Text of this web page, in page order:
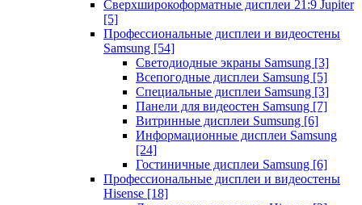
Сверхширокоформатные дисплеи 21:9 Jupiter
[5]
Профессиональные дисплеи и видеостены
Samsung [54]
Светодиодные экраны Samsung [3]
Всепогодные дисплеи Samsung [5]
Специальные дисплеи Samsung [3]
Панели для видеостен Samsung [7]
Витринные дисплеи Sumsung [6]
Информационные дисплеи Samsung
[24]
Гостиничные дисплеи Samsung [6]
Профессиональные дисплеи и видеостены
Hisense [18]